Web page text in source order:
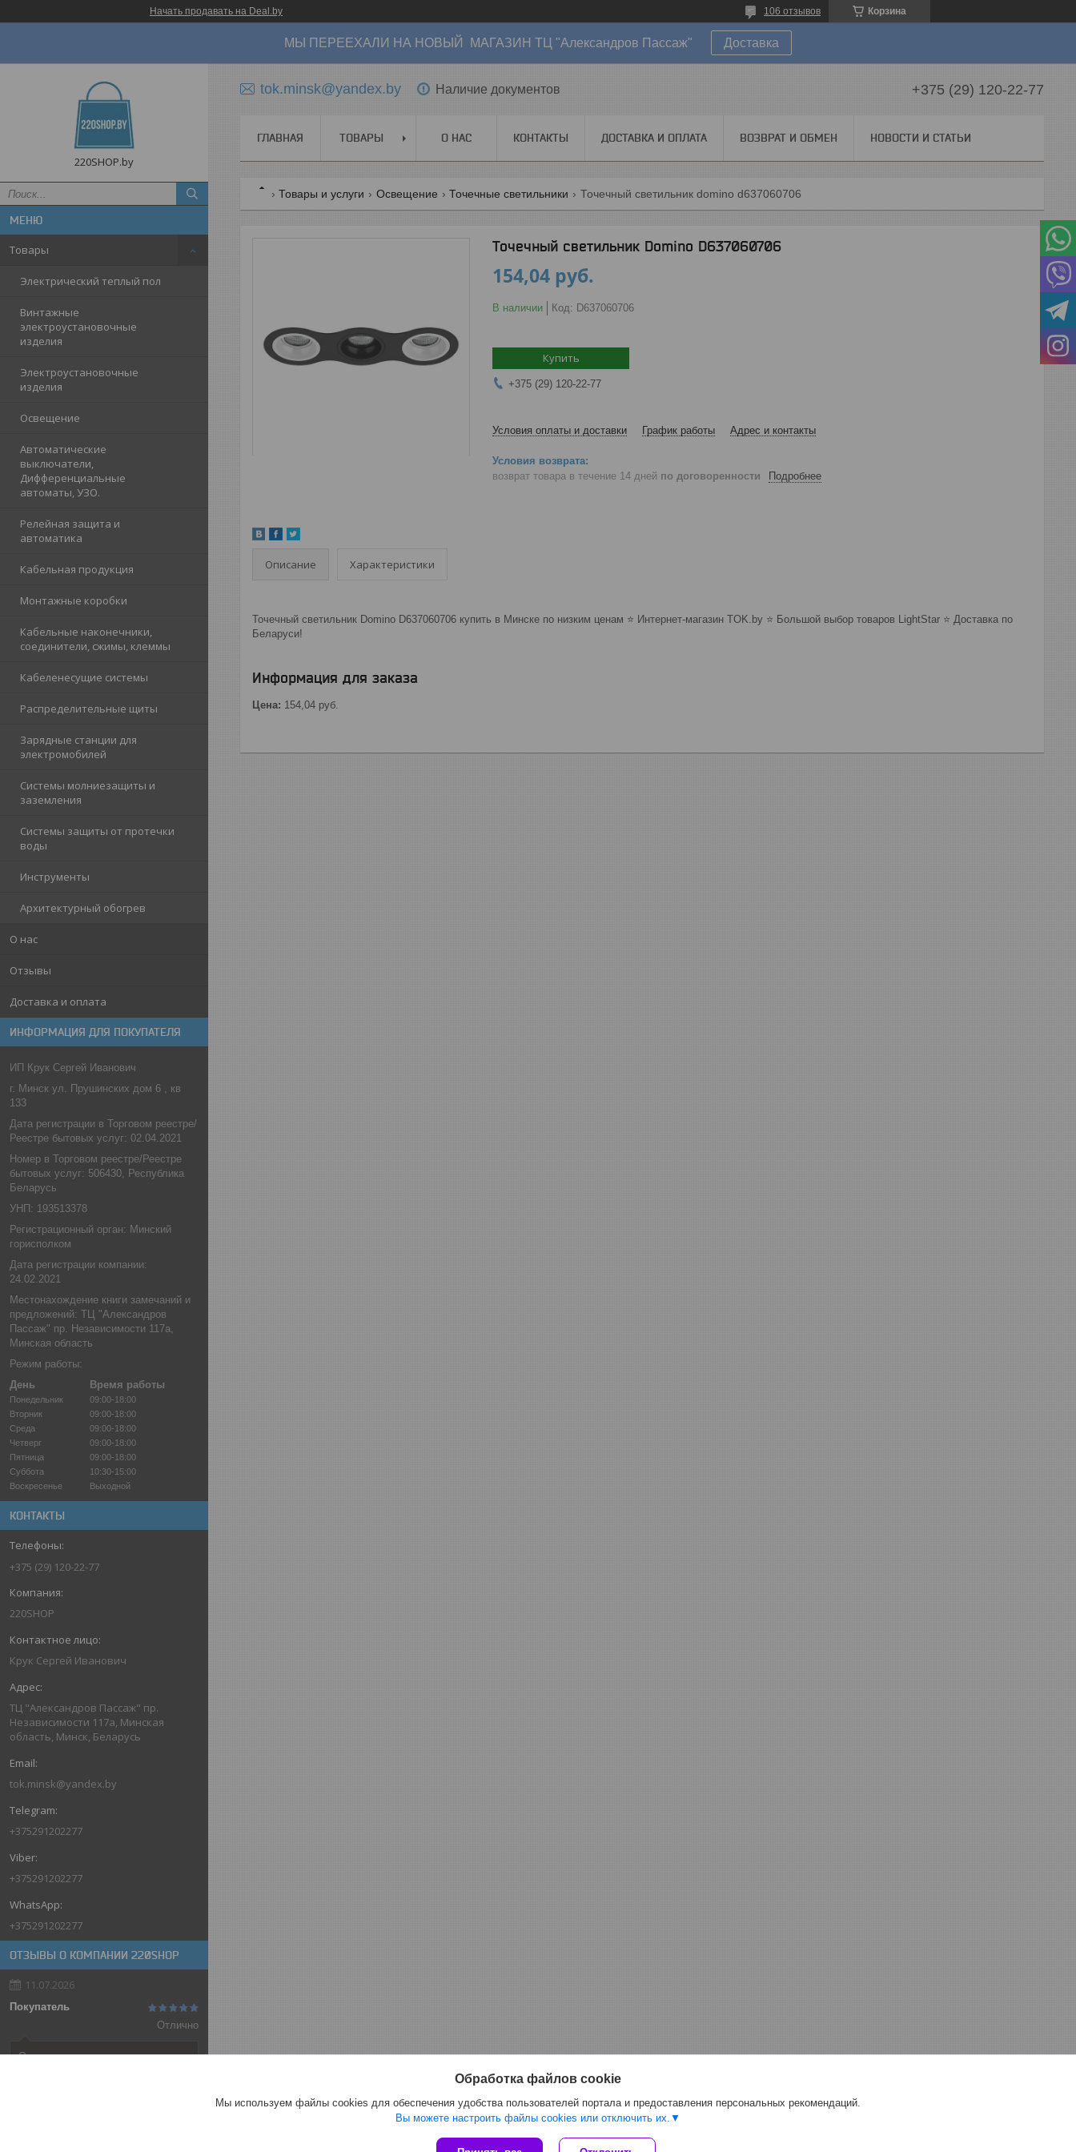
Начать продавать на Deal.by Корзина
106 отзывов
МЫ ПЕРЕЕХАЛИ НА НОВЫЙ МАГАЗИН ТЦ "Александров Пассаж" Доставка
220SHOP.by
Товары
Электрический теплый пол
Винтажные
электроустановочные
изделия
Электроустановочные
изделия
Освещение
Автоматические
выключатели,
Дифференциальные
автоматы, УЗО.
Релейная защита и
автоматика
Кабельная продукция
Монтажные коробки
Кабельные наконечники,
соединители, сжимы, клеммы
Кабеленесущие системы
Распределительные щиты
Зарядные станции для
электромобилей
Системы молниезащиты и
заземления
Системы защиты от протечки
воды
Инструменты
Архитектурный обогрев
О нас
Отзывы
Доставка и оплата
ИНФОРМАЦИЯ ДЛЯ ПОКУПАТЕЛЯ
ИП Крук Сергей Иванович
г. Минск ул. Прушинских дом 6 , кв
133
Дата регистрации в Торговом реестре/
Реестре бытовых услуг: 02.04.2021
Номер в Торговом реестре/Реестре
бытовых услуг: 506430, Республика
Беларусь
УНП: 193513378
Регистрационный орган: Минский
горисполком
Дата регистрации компании:
24.02.2021
Местонахождение книги замечаний и
предложений: ТЦ "Александров
Пассаж" пр. Независимости 117а,
Минская область
Режим работы:
День
Время работы
Понедельник
09:00-18:00
Вторник
09:00-18:00
Среда
09:00-18:00
Четверг
09:00-18:00
Пятница
09:00-18:00
Суббота
10:30-15:00
Воскресенье
Выходной
КОНТАКТЫ
+375 (29) 120-22-77
220SHOP
Крук Сергей Иванович
ТЦ "Александров Пассаж" пр.
Независимости 117а, Минская
область, Минск, Беларусь
tok.minsk@yandex.by
+375291202277
+375291202277
+375291202277
ОТЗЫВЫ О КОМПАНИИ 220SHOP
11.07.2026
Покупатель
Отлично
Оригинальные товары автоматов
tok.minsk@yandex.by Наличие документов +375 (29) 120-22-77
ГЛАВНАЯ ТОВАРЫ О НАС КОНТАКТЫ ДОСТАВКА И ОПЛАТА ВОЗВРАТ И ОБМЕН НОВОСТИ И СТАТЬИ
Товары и услуги Освещение Точечные светильники Точечный светильник domino d637060706
Точечный светильник Domino D637060706
154,04 руб.
В наличии Код: D637060706
Купить
+375 (29) 120-22-77
Условия оплаты и доставки График работы Адрес и контакты
возврат товара в течение 14 дней по договоренности Подробнее
Описание Характеристики
Точечный светильник Domino D637060706 купить в Минске по низким ценам ⭐️ Интернет-магазин TOK.by ⭐️ Большой выбор товаров LightStar ⭐️ Доставка по
Беларуси!
Информация для заказа
Цена: 154,04 руб.
Обработка файлов cookie
Мы используем файлы cookies для обеспечения удобства пользователей портала и предоставления персональных рекомендаций.
Вы можете настроить файлы cookies или отключить их.